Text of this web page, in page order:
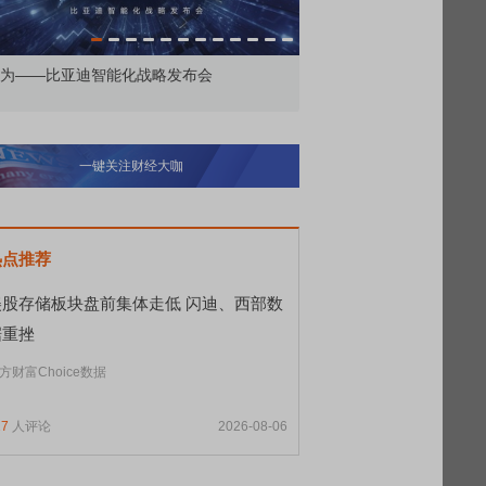
——比亚迪智能化战略发布会
一键关注财经大咖
推荐
存储板块盘前集体走低 闪迪、西部数
挫
财富Choice数据
人评论 2026-08-06